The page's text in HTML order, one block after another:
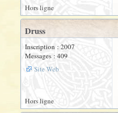
Hors ligne
Druss
Inscription : 2007
Messages : 409
Site Web
Hors ligne